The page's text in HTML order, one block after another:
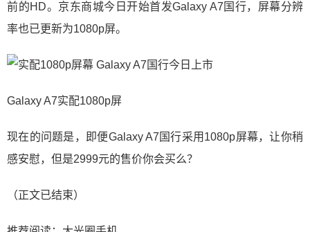
前的HD。京东商城今日开始首发Galaxy A7国行，屏幕分辨
率也已更新为1080p屏。
Galaxy A7实配1080p屏
现在的问题是，即便Galaxy A7国行采用1080p屏幕，让你稍
感安慰，但是2999元的售价你会买么？
（正文已结束）